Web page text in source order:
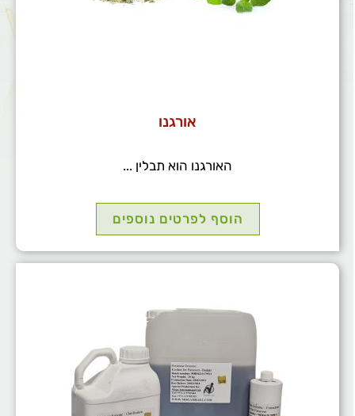
אורגנו
האורגנו הוא תבלין ...
הוסף לפרטים נוספים